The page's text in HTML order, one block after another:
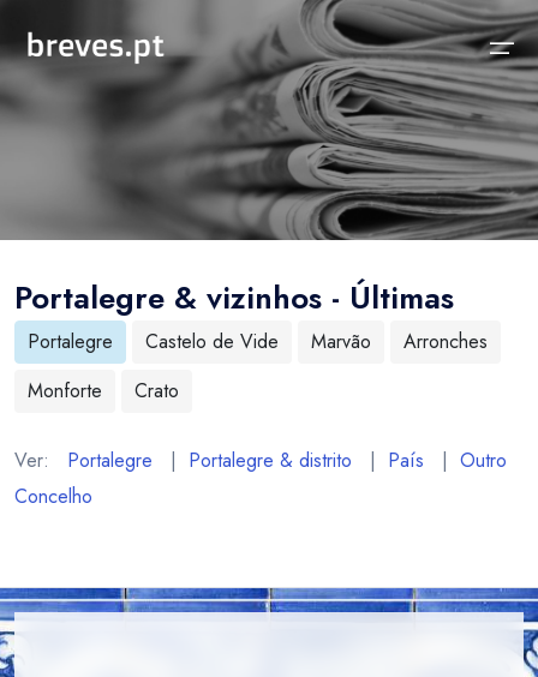
Notícias
Concelhos Vizinhos
Distrito
País
Temas
Sobre
Funcionalidades
As nossas Fontes
Perguntas Frequentes
Contactos
Portalegre & vizinhos - Últimas
Portalegre Castelo de Vide Marvão
Arronches
Monforte
Crato
Ver: Portalegre | Portalegre & distrito | País | Outro
Concelho